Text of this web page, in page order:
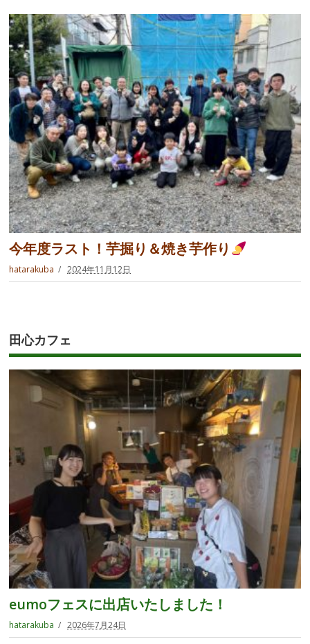
今年度ラスト！芋掘り＆焼き芋作り
hatarakuba 2024年11月12日
田心カフェ
eumoフェスに出店いたしました！
hatarakuba 2026年7月24日